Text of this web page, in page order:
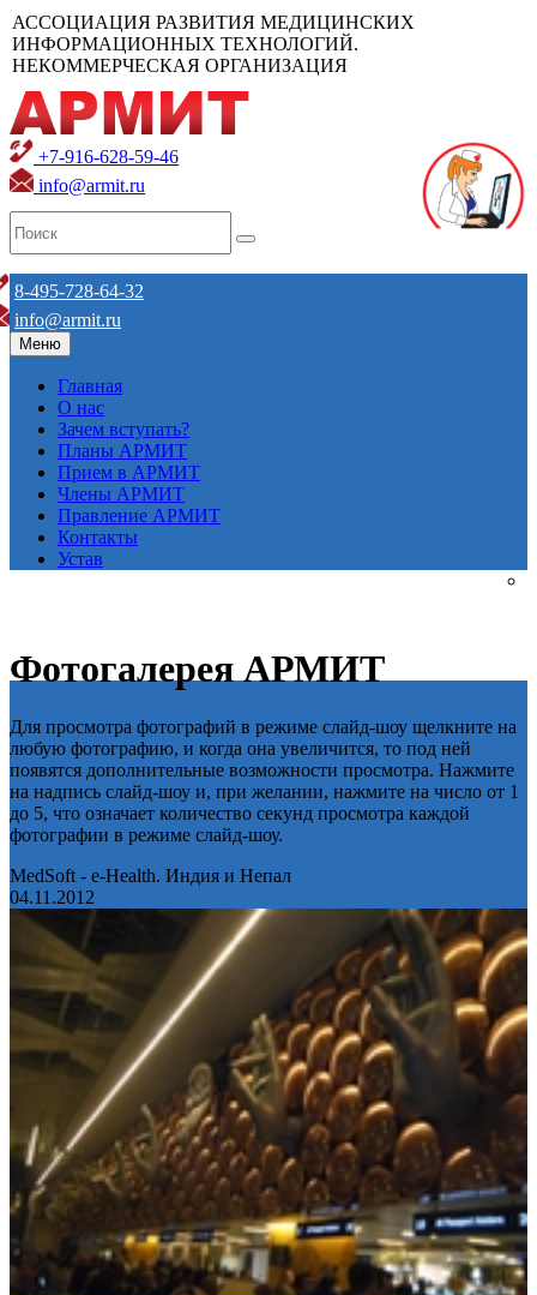
АССОЦИАЦИЯ РАЗВИТИЯ МЕДИЦИНСКИХ
ИНФОРМАЦИОННЫХ ТЕХНОЛОГИЙ.
НЕКОММЕРЧЕСКАЯ ОРГАНИЗАЦИЯ
+7-916-628-59-46
info@armit.ru
8-495-728-64-32
info@armit.ru
Меню
Главная
О нас
Зачем вступать?
Планы АРМИТ
Прием в АРМИТ
Члены АРМИТ
Правление АРМИТ
Контакты
Устав
Фотогалерея АРМИТ
Для просмотра фотографий в режиме слайд-шоу щелкните на
любую фотографию, и когда она увеличится, то под ней
появятся дополнительные возможности просмотра. Нажмите
на надпись слайд-шоу и, при желании, нажмите на число от 1
до 5, что означает количество секунд просмотра каждой
фотографии в режиме слайд-шоу.
MedSoft - e-Health. Индия и Непал
04.11.2012